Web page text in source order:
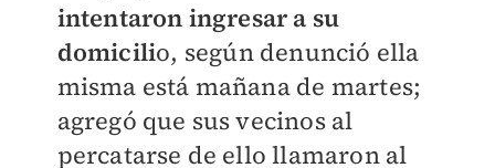
intentaron ingresar a su
domicilio, según denunció ella
misma está mañana de martes;
agregó que sus vecinos al
percatarse de ello llamaron al